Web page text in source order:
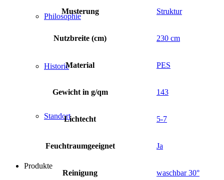
Philosophie
Historie
Standort
Produkte
Musterung Struktur
Nutzbreite (cm) 230 cm
Material PES
Gewicht in g/qm 143
Lichtecht 5-7
Feuchtraumgeeignet Ja
Reinigung waschbar 30°